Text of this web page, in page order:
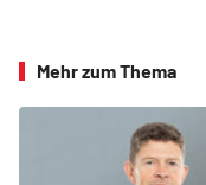
Mehr zum Thema